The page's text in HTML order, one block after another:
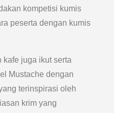
kompetisi kumis
peserta dengan kumis
kafe juga ikut serta
Mustache dengan
terinspirasi oleh
krim yang